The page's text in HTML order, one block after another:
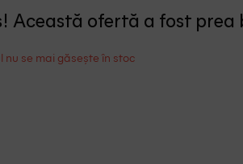
Această ofertă a fost prea
nu se mai găsește în stoc